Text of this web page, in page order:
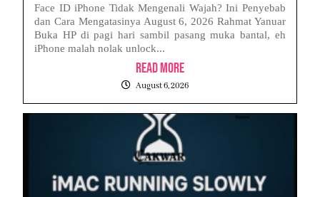
Face ID iPhone Tidak Mengenali Wajah? Ini Penyebab
dan Cara Mengatasinya August 6, 2026 Rahmat Yanuar
Buka HP di pagi hari sambil pasang muka bantal, eh
iPhone malah nolak unlock...
Read More
August 6, 2026